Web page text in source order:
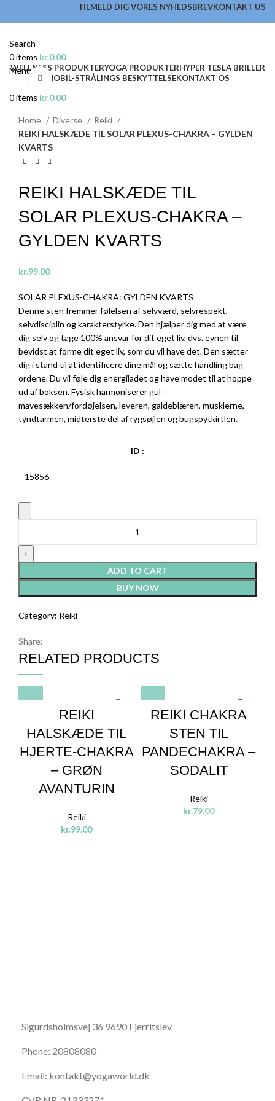
TILMELD DIG VORES NYHEDSBREVKONTAKT US
Search
0items kr.0.00
Menu
0items kr.0.00
WELLNESS PRODUKTERYOGA PRODUKTERHYPER TESLA BRILLER
MOBIL-STRÅLINGS BESKYTTELSEKONTAKT OS
Click to enlarge
Home Diverse
Reiki
REIKI HALSKÆDE TIL SOLAR PLEXUS-CHAKRA – GYLDEN
KVARTS
REIKI HALSKÆDE TIL
SOLAR PLEXUS-CHAKRA –
GYLDEN KVARTS
kr.99.00
SOLAR PLEXUS-CHAKRA: GYLDEN KVARTS
Denne sten fremmer følelsen af selvværd, selvrespekt,
selvdisciplin og karakterstyrke. Den hjælper dig med at være
dig selv og tage 100% ansvar for dit eget liv, dvs. evnen til
bevidst at forme dit eget liv, som du vil have det. Den sætter
dig i stand til at identificere dine mål og sætte handling bag
ordene. Du vil føle dig energiladet og have modet til at hoppe
ud af boksen. Fysisk harmoniserer gul
mavesækken/fordøjelsen, leveren, galdeblæren, musklerne,
tyndtarmen, midterste del af rygsøjlen og bugspytkirtlen.
ID :
15856
ADD TO CART
BUY NOW
Category: Reiki
Share:
RELATED PRODUCTS
REIKI
HALSKÆDE TIL
HJERTE-CHAKRA
– GRØN
AVANTURIN
Reiki
kr.99.00
REIKI CHAKRA
STEN TIL
PANDECHAKRA –
SODALIT
Reiki
kr.79.00
Sigurdsholmsvej 36 9690 Fjerritslev
Phone: 20808080
Email: kontakt@yogaworld.dk